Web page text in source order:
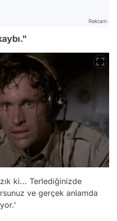
Reklam
ki... Terlediğinizde
ve gerçek anlamda